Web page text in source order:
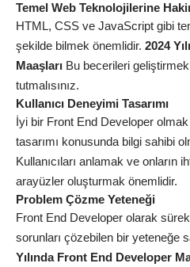
Temel Web Teknolojilerine
HTML, CSS ve JavaScript gibi
şekilde bilmek önemlidir. 2024
Maaşları Bu becerileri
tutmalısınız.
Kullanıcı Deneyimi Tasarımı
İyi bir Front End Developer olmak
tasarımı konusunda bilgi sahibi
Kullanıcıları anlamak ve onların
arayüzler oluşturmak önemlidir.
Problem Çözme Yeteneği
Front End Developer olarak
sorunları çözebilen bir yeteneğe
Yılında Front End Developer